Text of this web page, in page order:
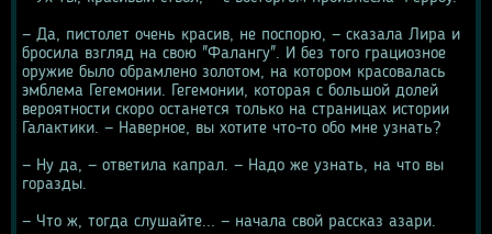
— Да, пистолет очень красив, не поспорю, — сказала Лира и
бросила взгляд на свою "Фалангу". И без того грациозное
оружие было обрамлено золотом, на котором красовалась
эмблема Гегемонии. Гегемонии, которая с большой долей
вероятности скоро останется только на страницах истории
Галактики. — Наверное, вы хотите что-то обо мне узнать?
— Ну да, — ответила капрал. — Надо же узнать, на что вы
горазды.
— Что ж, тогда слушайте... — начала свой рассказ азари.